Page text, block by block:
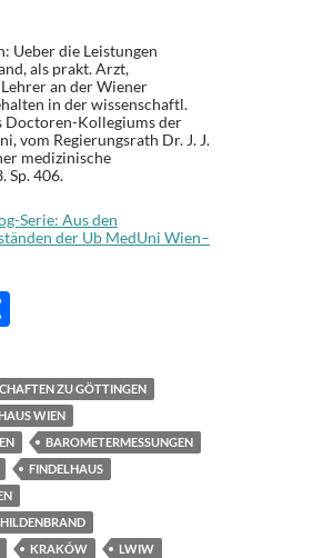
Ueber die Leistungen
als prakt. Arzt,
an der Wiener
in der wissenschaftl.
Doctoren-Kollegiums der
vom Regierungsrath Dr. J. J.
medizinische
Sp. 406.
Serie: Aus den
der Ub MedUni Wien–
le
n
ZU GÖTTINGEN
WIEN
BAROMETERMESSUNGEN
FINDELHAUS
KRAKÓW
LWIW